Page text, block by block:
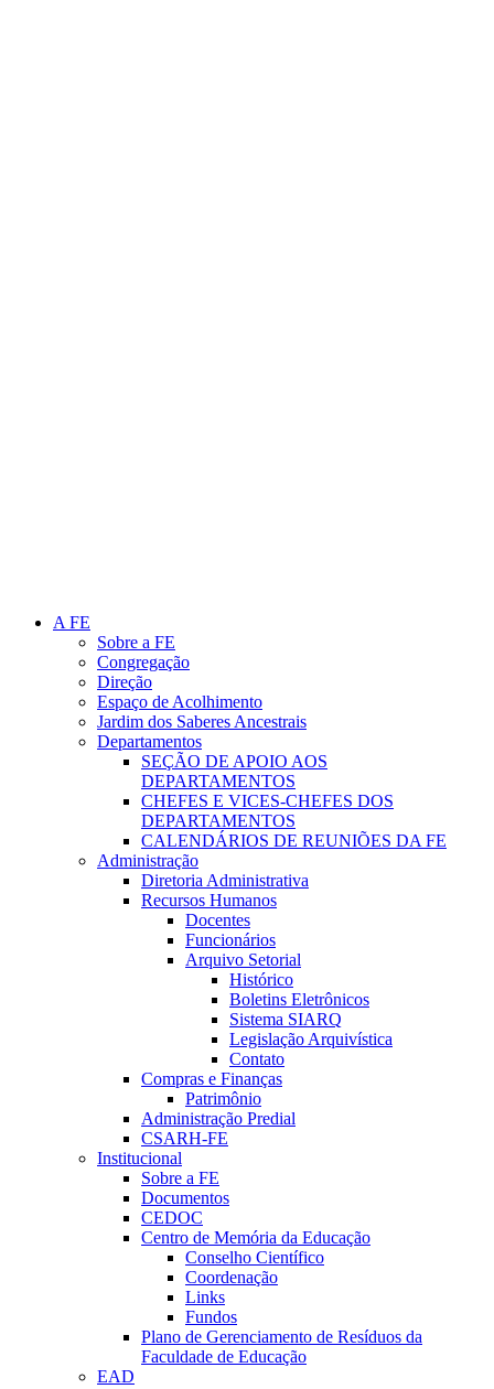
A FE
Sobre a FE
Congregação
Direção
Espaço de Acolhimento
Jardim dos Saberes Ancestrais
Departamentos
SEÇÃO DE APOIO AOS
DEPARTAMENTOS
CHEFES E VICES-CHEFES DOS
DEPARTAMENTOS
CALENDÁRIOS DE REUNIÕES DA FE
Administração
Diretoria Administrativa
Recursos Humanos
Docentes
Funcionários
Arquivo Setorial
Histórico
Boletins Eletrônicos
Sistema SIARQ
Legislação Arquivística
Contato
Compras e Finanças
Patrimônio
Administração Predial
CSARH-FE
Institucional
Sobre a FE
Documentos
CEDOC
Centro de Memória da Educação
Conselho Científico
Coordenação
Links
Fundos
Plano de Gerenciamento de Resíduos da
Faculdade de Educação
EAD